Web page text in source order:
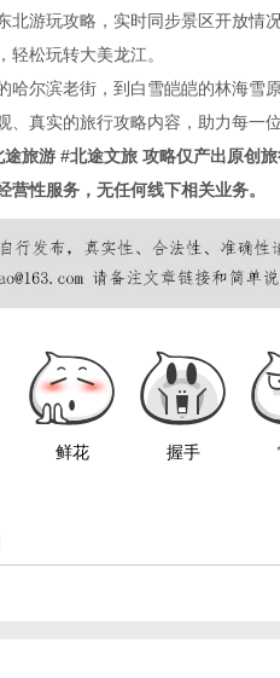
北游玩攻略，实时同步景区开放情
轻松玩转大美龙江。
尔滨老街，到白雪皑皑的林海雪
、真实的旅行攻略内容，助力每一
游 #北途文旅 攻略仅产出原创旅
营性服务，无任何线下相关业务。
鲜花 握手